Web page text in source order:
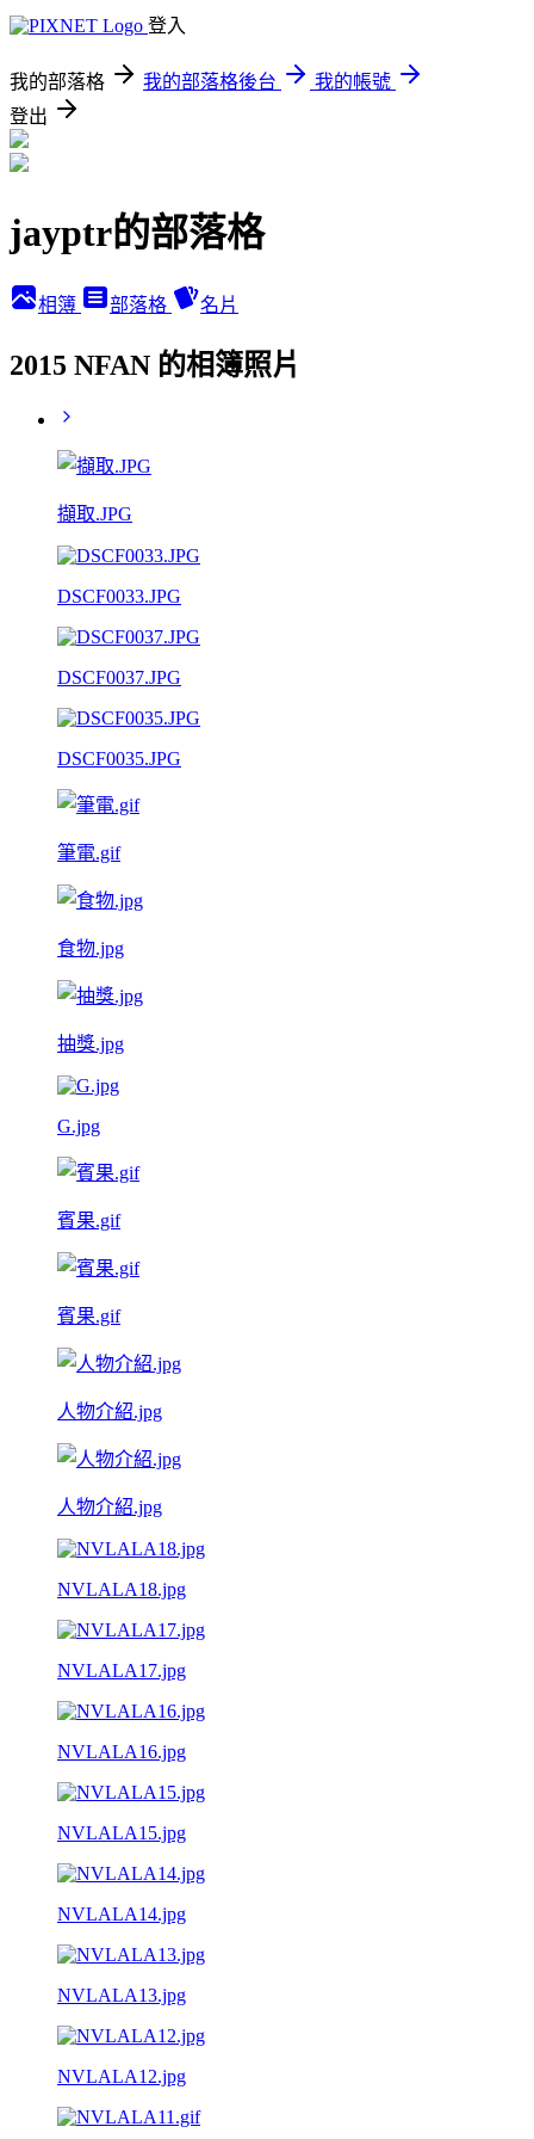
登入
我的部落格 我的部落格後台
我的帳號
登出
jayptr的部落格
相簿 部落格 名片
2015 NFAN 的相簿照片
擷取.JPG
DSCF0033.JPG
DSCF0037.JPG
DSCF0035.JPG
筆電.gif
食物.jpg
抽獎.jpg
G.jpg
賓果.gif
賓果.gif
人物介紹.jpg
人物介紹.jpg
NVLALA18.jpg
NVLALA17.jpg
NVLALA16.jpg
NVLALA15.jpg
NVLALA14.jpg
NVLALA13.jpg
NVLALA12.jpg